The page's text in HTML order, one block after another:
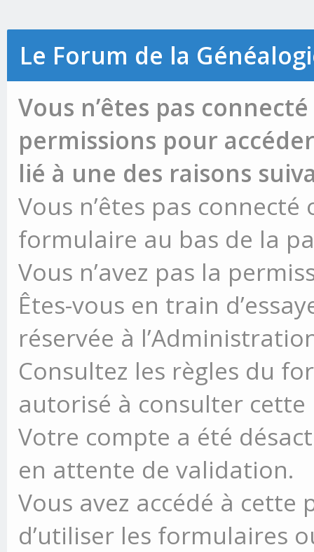
Le Forum de la
Vous n’êtes pas
permissions pour
lié à une des raisons
Vous n’êtes pas
formulaire au bas de la
Vous n’avez pas la
Êtes-vous en train
réservée à
Consultez les règles du
autorisé à consulter cette
Votre compte a été
en attente de validation.
Vous avez accédé à
d’utiliser les formulaires